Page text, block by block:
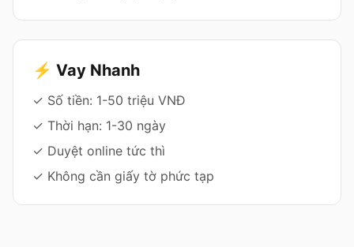
⚡ Vay Nhanh
✓ Số tiền: 1-50 triệu VNĐ
✓ Thời hạn: 1-30 ngày
✓ Duyệt online tức thì
✓ Không cần giấy tờ phức tạp